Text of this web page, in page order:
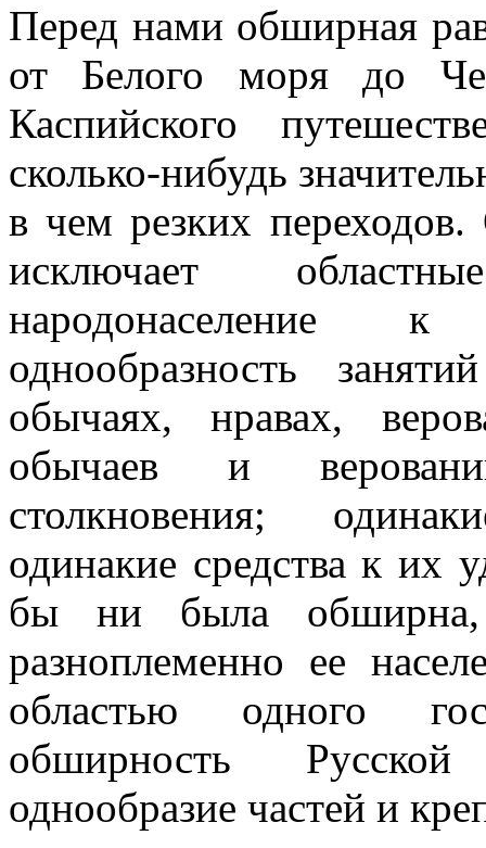
Перед нами обширная
от Белого моря до
Каспийского
сколько-нибудь
в чем резких
исключает
народонаселение к
однообразность
обычаях, нравах,
обычаев и
столкновения;
одинакие средства к их
бы ни была
разноплеменно ее
областью одного
обширность Русской
однообразие частей и